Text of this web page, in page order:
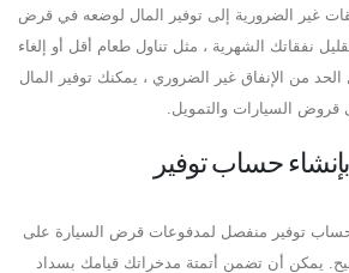
غير الضرورية إلى توفير المال لوضعه في قرض
نفقاتك الشهرية ، مثل تناول طعام أقل أو إلغاء
من الإنفاق غير الضروري ، يمكنك توفير المال
قروض السيارات والتمويل.
حساب توفير
توفير منفصل لمدفوعات قرض السيارة على
يمكن أن تضمن أتمتة مدخراتك قيامك بسداد